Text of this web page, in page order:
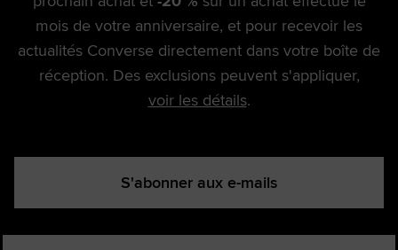
mois de votre anniversaire, et pour recevoir les
actualités Converse directement dans votre boîte de
réception. Des exclusions peuvent s'appliquer,
voir les détails.
S'abonner aux e-mails